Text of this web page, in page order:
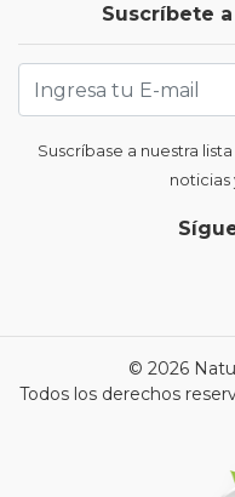
Suscríbete
Suscríbase a nuestra
noticias
© 2026
Todos los derechos